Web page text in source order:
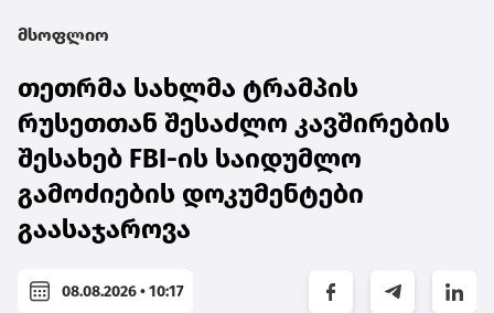
მსოფლიო
თეთრმა სახლმა ტრამპის
რუსეთთან შესაძლო კავშირების
შესახებ FBI-ის საიდუმლო
გამოძიების დოკუმენტები
გაასაჯაროვა
08.08.2026 • 10:17